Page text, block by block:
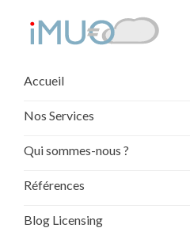
au
principal
Accueil
Nos Services
Qui sommes-nous ?
Références
Blog Licensing